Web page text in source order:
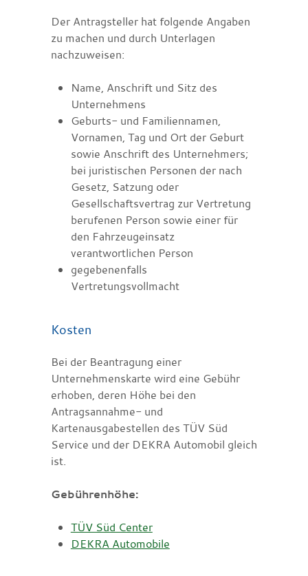
Der Antragsteller hat folgende Angaben
zu machen und durch Unterlagen
nachzuweisen:
Name, Anschrift und Sitz des
Unternehmens
Geburts- und Familiennamen,
Vornamen, Tag und Ort der Geburt
sowie Anschrift des Unternehmers;
bei juristischen Personen der nach
Gesetz, Satzung oder
Gesellschaftsvertrag zur Vertretung
berufenen Person sowie einer für
den Fahrzeugeinsatz
verantwortlichen Person
gegebenenfalls
Vertretungsvollmacht
Kosten
Bei der Beantragung einer
Unternehmenskarte wird eine Gebühr
erhoben, deren Höhe bei den
Antragsannahme- und
Kartenausgabestellen des TÜV Süd
Service und der DEKRA Automobil gleich
ist.
Gebührenhöhe:
TÜV Süd Center
DEKRA Automobile